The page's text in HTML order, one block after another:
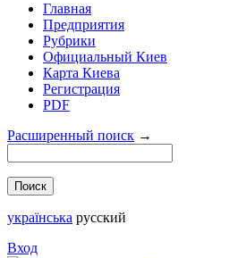
Главная
Предприятия
Рубрики
Официальный Киев
Карта Киева
Регистрация
PDF
Расширенный поиск →
українська русский
Вход